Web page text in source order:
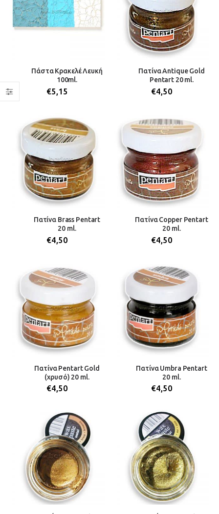
Πάστα Κρακελέ Λευκή
100ml.
€5,15
Πατίνα Antique Gold
Pentart 20 ml.
€4,50
Πατίνα Brass Pentart
20 ml.
€4,50
Πατίνα Copper Pentart
20 ml.
€4,50
Πατίνα Pentart Gold
(χρυσό) 20 ml.
€4,50
Πατίνα Umbra Pentart
20 ml.
€4,50